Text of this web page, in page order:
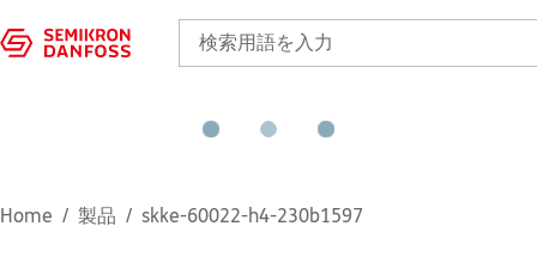
Home 製品 skke-60022-h4-230b1597